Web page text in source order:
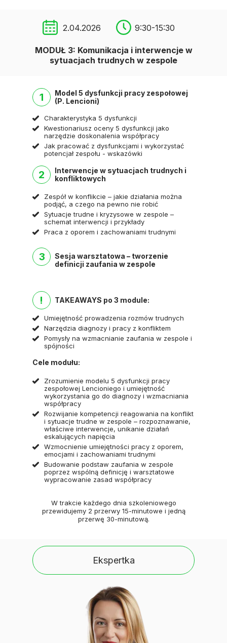
2.04.2026 9:30-15:30
MODUŁ 3: Komunikacja i interwencje w
sytuacjach trudnych w zespole
Model 5 dysfunkcji pracy zespołowej
(P. Lencioni)
1
Charakterystyka 5 dysfunkcji
Kwestionariusz oceny 5 dysfunkcji jako
narzędzie doskonalenia współpracy
Jak pracować z dysfunkcjami i wykorzystać
potencjał zespołu - wskazówki
Interwencje w sytuacjach trudnych i
konfliktowych
2
Zespół w konflikcie – jakie działania można
podjąć, a czego na pewno nie robić
Sytuacje trudne i kryzysowe w zespole –
schemat interwencji i przykłady
Praca z oporem i zachowaniami trudnymi
Sesja warsztatowa – tworzenie
definicji zaufania w zespole
3
!
Umiejętność prowadzenia rozmów trudnych
Narzędzia diagnozy i pracy z konfliktem
Pomysły na wzmacnianie zaufania w zespole i
spójności
TAKEAWAYS po 3 module:
Zrozumienie modelu 5 dysfunkcji pracy
zespołowej Lencioniego i umiejętność
wykorzystania go do diagnozy i wzmacniania
współpracy
Rozwijanie kompetencji reagowania na konflikt
i sytuacje trudne w zespole – rozpoznawanie,
właściwe interwencje, unikanie działań
eskalujących napięcia
Wzmocnienie umiejętności pracy z oporem,
emocjami i zachowaniami trudnymi
Budowanie podstaw zaufania w zespole
poprzez wspólną definicję i warsztatowe
wypracowanie zasad współpracy
Cele modułu:
W trakcie każdego dnia szkoleniowego
przewidujemy 2 przerwy 15-minutowe i jedną
przerwę 30-minutową.
Ekspertka